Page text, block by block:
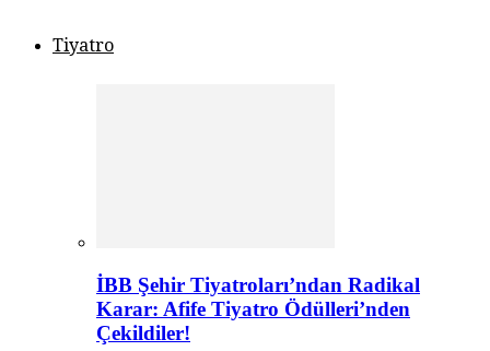
Tiyatro
İBB Şehir Tiyatroları’ndan Radikal
Karar: Afife Tiyatro Ödülleri’nden
Çekildiler!